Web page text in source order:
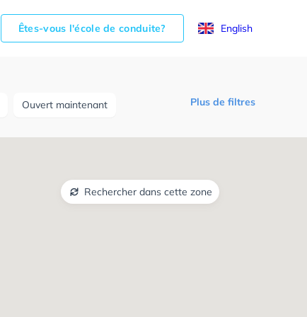
Êtes-vous l'école de conduite? English
Ouvert maintenant Plus de filtres
Rechercher dans cette zone